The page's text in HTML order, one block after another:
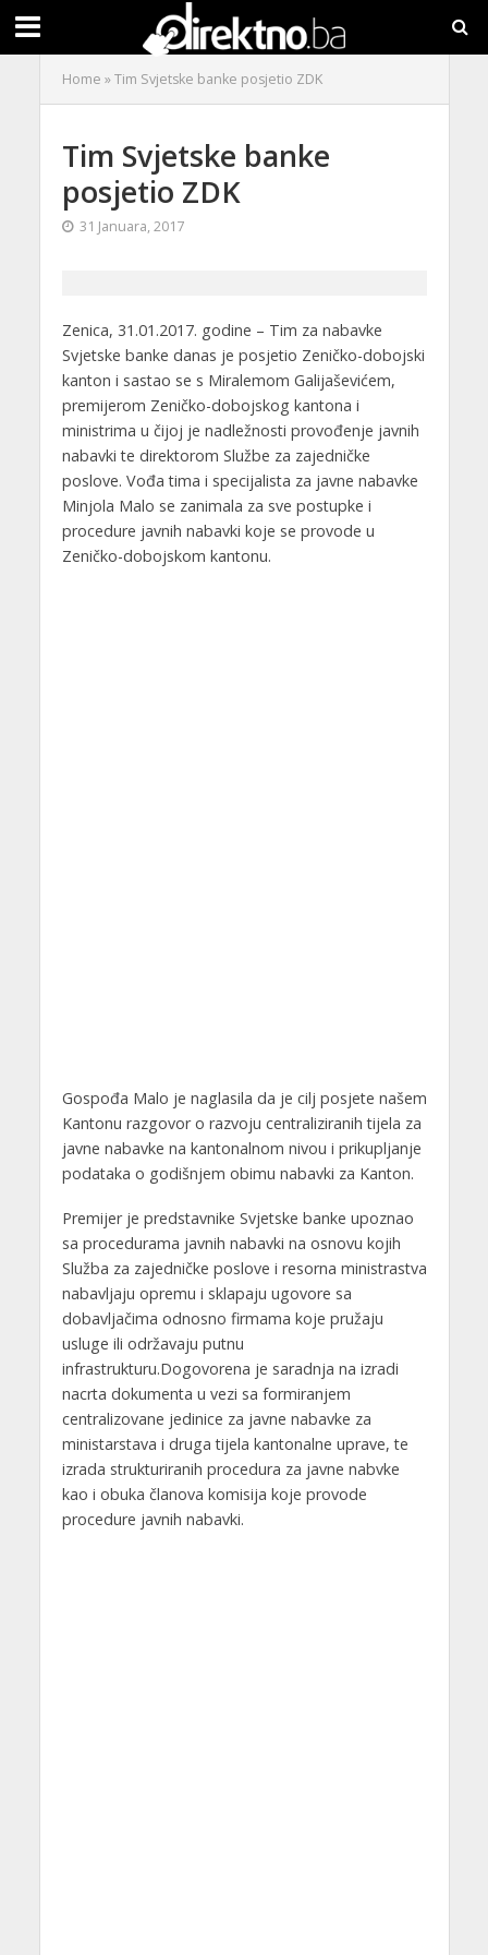
Home »Tim Svjetske banke posjetio ZDK
Tim Svjetske banke
posjetio ZDK
31 Januara, 2017
Zenica, 31.01.2017. godine – Tim za nabavke
Svjetske banke danas je posjetio Zeničko-dobojski
kanton i sastao se s Miralemom Galijaševićem,
premijerom Zeničko-dobojskog kantona i
ministrima u čijoj je nadležnosti provođenje javnih
nabavki te direktorom Službe za zajedničke
poslove. Vođa tima i specijalista za javne nabavke
Minjola Malo se zanimala za sve postupke i
procedure javnih nabavki koje se provode u
Zeničko-dobojskom kantonu.
Gospođa Malo je naglasila da je cilj posjete našem
Kantonu razgovor o razvoju centraliziranih tijela za
javne nabavke na kantonalnom nivou i prikupljanje
podataka o godišnjem obimu nabavki za Kanton.
Premijer je predstavnike Svjetske banke upoznao
sa procedurama javnih nabavki na osnovu kojih
Služba za zajedničke poslove i resorna ministrastva
nabavljaju opremu i sklapaju ugovore sa
dobavljačima odnosno firmama koje pružaju
usluge ili održavaju putnu
infrastrukturu.Dogovorena je saradnja na izradi
nacrta dokumenta u vezi sa formiranjem
centralizovane jedinice za javne nabavke za
ministarstava i druga tijela kantonalne uprave, te
izrada strukturiranih procedura za javne nabvke
kao i obuka članova komisija koje provode
procedure javnih nabavki.